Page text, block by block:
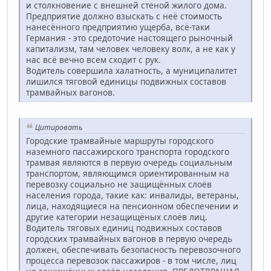
и столкновение с внешней стеной жилого дома.
Предприятие должно взыскать с неё стоимость
нанесённого предприятию ущерба, всё-таки
Германия - это средоточие настоящего рыночный
капитализм, там человек человеку волк, а не как у
нас всё вечно всем сходит с рук.
Водитель совершила халатность, а муниципалитет
лишился тяговой единицы подвижных составов
трамвайных вагонов.
Цитировать
Городские трамвайные маршруты городского
наземного пассажирского транспорта городского
трамвая являются в первую очередь социальным
транспортом, являющимся ориентированным на
перевозку социально не защищённых слоёв
населения города, такие как: инвалиды, ветераны,
лица, находящиеся на пенсионном обеспечении и
другие категории незащищёных слоёв лиц.
Водитель тяговых единиц подвижных составов
городских трамвайных вагонов в первую очередь
должен, обеспечивать безопасность перевозочного
процесса перевозок пассажиров - в том числе, лиц